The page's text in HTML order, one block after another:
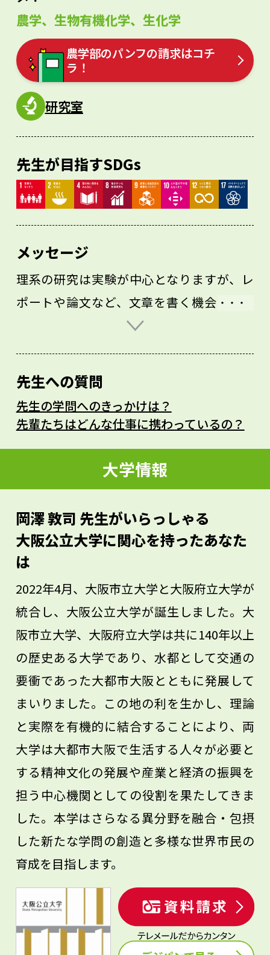
農学、生物有機化学、生化学
農学部のパンフの請求はコチ
ラ！
研究室
先生が目指すSDGs
メッセージ
理系の研究は実験が中心となりますが、レ
ポートや論文など、文章を書く機会も多く
あります。そのため、まずはよい文章にた
は、いろいろな分野の本を読んでほしいで
す。もちろん英語も重要ですが、その基礎
となる日本語の文章力が大切です。
活用し、海外との共同研究が盛んになって
きています。研究を通じて、文化や言葉、
国境を越えた出会いがありますから、さま
ざまな人と交流できるような積極性を持ち
ましょう。
先生への質問
先生の学問へのきっかけは？
先輩たちはどんな仕事に携わっているの？
大学情報
岡澤 敦司 先生がいらっしゃる
大阪公立大学に関心を持ったあなた
は
2022年4月、大阪市立大学と大阪府立大学が
統合し、大阪公立大学が誕生しました。大
阪市立大学、大阪府立大学は共に140年以上
の歴史ある大学であり、水都として交通の
要衝であった大都市大阪とともに発展して
まいりました。この地の利を生かし、理論
と実際を有機的に結合することにより、両
大学は大都市大阪で生活する人々が必要と
する精神文化の発展や産業と経済の振興を
担う中心機関としての役割を果たしてきま
した。本学はさらなる異分野を融合・包摂
した新たな学問の創造と多様な世界市民の
育成を目指します。